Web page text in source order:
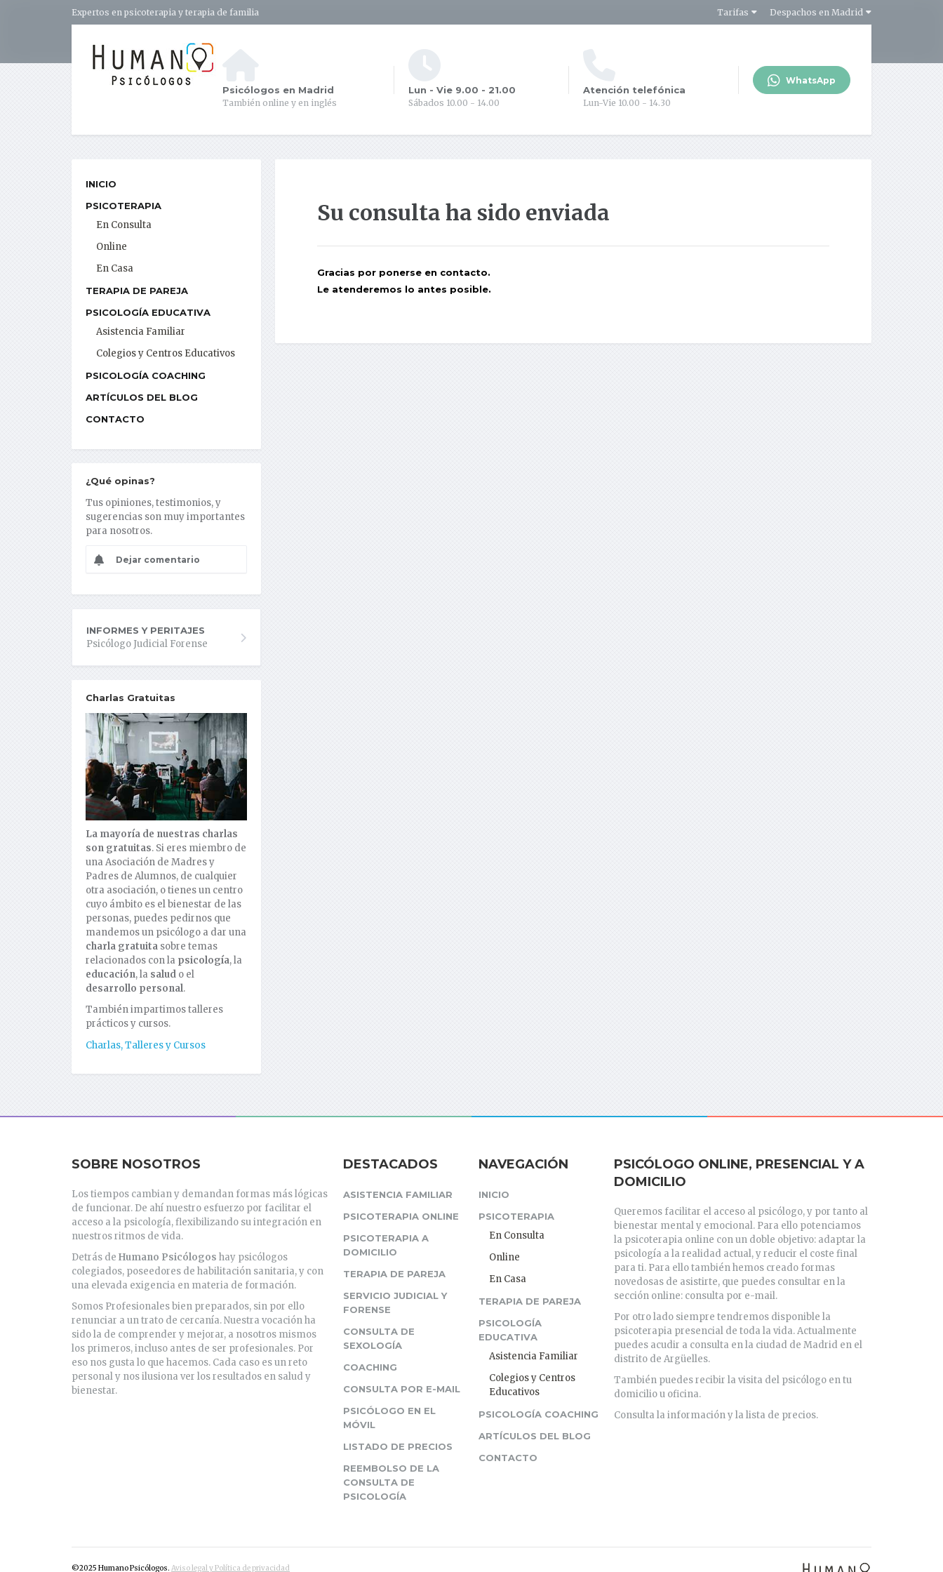
Expertos en psicoterapia y terapia de familia Tarifas Despachos en Madrid
Psicólogos en Madrid
También online y en inglés
Lun - Vie 9.00 - 21.00
Sábados 10.00 - 14.00
Atención telefónica
Lun-Vie 10.00 - 14.30
WhatsApp
Su consulta ha sido enviada
Gracias por ponerse en contacto.
Le atenderemos lo antes posible.
INICIO
PSICOTERAPIA
En Consulta
Online
En Casa
TERAPIA DE PAREJA
PSICOLOGÍA EDUCATIVA
Asistencia Familiar
Colegios y Centros Educativos
PSICOLOGÍA COACHING
ARTÍCULOS DEL BLOG
CONTACTO
¿Qué opinas?
Tus opiniones, testimonios, y
sugerencias son muy importantes
para nosotros.
Dejar comentario
INFORMES Y PERITAJES
Psicólogo Judicial Forense
Charlas Gratuitas
La mayoría de nuestras charlas
son gratuitas. Si eres miembro de
una Asociación de Madres y
Padres de Alumnos, de cualquier
otra asociación, o tienes un centro
cuyo ámbito es el bienestar de las
personas, puedes pedirnos que
mandemos un psicólogo a dar una
charla gratuita sobre temas
relacionados con la psicología, la
educación, la salud o el
desarrollo personal.
También impartimos talleres
prácticos y cursos.
Charlas, Talleres y Cursos
SOBRE NOSOTROS
Los tiempos cambian y demandan formas más lógicas
de funcionar. De ahí nuestro esfuerzo por facilitar el
acceso a la psicología, flexibilizando su integración en
nuestros ritmos de vida.
Detrás de Humano Psicólogos hay psicólogos
colegiados, poseedores de habilitación sanitaria, y con
una elevada exigencia en materia de formación.
Somos Profesionales bien preparados, sin por ello
renunciar a un trato de cercanía. Nuestra vocación ha
sido la de comprender y mejorar, a nosotros mismos
los primeros, incluso antes de ser profesionales. Por
eso nos gusta lo que hacemos. Cada caso es un reto
personal y nos ilusiona ver los resultados en salud y
bienestar.
DESTACADOS
ASISTENCIA FAMILIAR
PSICOTERAPIA ONLINE
PSICOTERAPIA A
DOMICILIO
TERAPIA DE PAREJA
SERVICIO JUDICIAL Y
FORENSE
CONSULTA DE
SEXOLOGÍA
COACHING
CONSULTA POR E-MAIL
PSICÓLOGO EN EL
MÓVIL
LISTADO DE PRECIOS
REEMBOLSO DE LA
CONSULTA DE
PSICOLOGÍA
NAVEGACIÓN
INICIO
PSICOTERAPIA
En Consulta
Online
En Casa
TERAPIA DE PAREJA
PSICOLOGÍA
EDUCATIVA
Asistencia Familiar
Colegios y Centros
Educativos
PSICOLOGÍA COACHING
ARTÍCULOS DEL BLOG
CONTACTO
PSICÓLOGO ONLINE, PRESENCIAL Y A
DOMICILIO
Queremos facilitar el acceso al psicólogo, y por tanto al
bienestar mental y emocional. Para ello potenciamos
la psicoterapia online con un doble objetivo: adaptar la
psicología a la realidad actual, y reducir el coste final
para ti. Para ello también hemos creado formas
novedosas de asistirte, que puedes consultar en la
sección online: consulta por e-mail.
Por otro lado siempre tendremos disponible la
psicoterapia presencial de toda la vida. Actualmente
puedes acudir a consulta en la ciudad de Madrid en el
distrito de Argüelles.
También puedes recibir la visita del psicólogo en tu
domicilio u oficina.
Consulta la información y la lista de precios.
©2025 Humano Psicólogos. Aviso legal y Política de privacidad